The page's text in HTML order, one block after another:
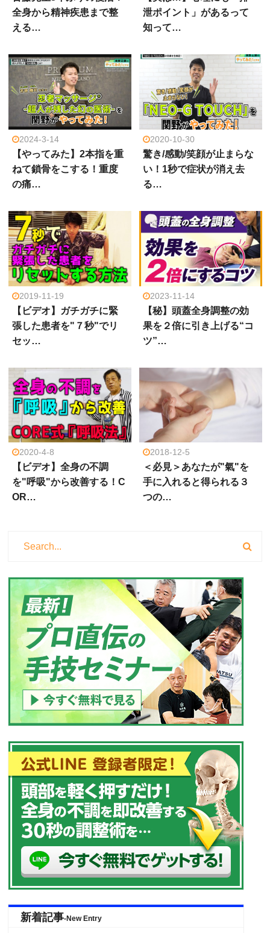
全身から精神疾患まで整
える…
泄ポイント」があるって
知って…
2024-3-14
【やってみた】2本指を重
ねて鎖骨をこする！重度
の痛…
2020-10-30
驚き/感動/笑顔が止まらな
い！1秒で症状が消え去
る…
2019-11-19
【ビデオ】ガチガチに緊
張した患者を"７秒"でリ
セッ…
2023-11-14
【秘】頭蓋全身調整の効
果を２倍に引き上げる“コ
ツ”…
2020-4-8
【ビデオ】全身の不調
を"呼吸"から改善する！C
OR…
2018-12-5
＜必見＞あなたが"氣"を
手に入れると得られる３
つの…
新着記事-New Entry